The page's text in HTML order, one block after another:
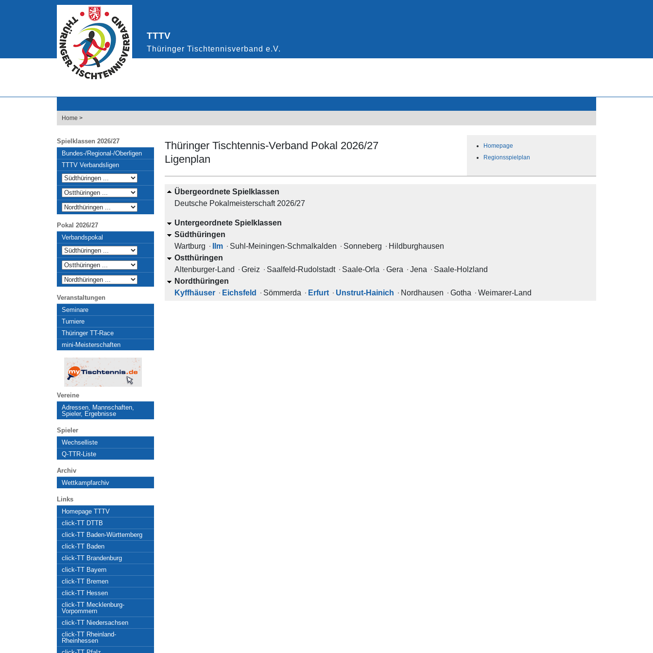
Home >
Spielklassen 2026/27
Bundes-/Regional-/Oberligen
TTTV Verbandsligen
Pokal 2026/27
Verbandspokal
Veranstaltungen
Seminare
Turniere
Thüringer TT-Race
mini-Meisterschaften
Vereine
Adressen, Mannschaften,
Spieler, Ergebnisse
Spieler
Wechselliste
Q-TTR-Liste
Archiv
Wettkampfarchiv
Links
Homepage TTTV
click-TT DTTB
click-TT Baden-Württemberg
click-TT Baden
click-TT Brandenburg
click-TT Bayern
click-TT Bremen
click-TT Hessen
click-TT Mecklenburg-
Vorpommern
click-TT Niedersachsen
click-TT Rheinland-
Rheinhessen
Thüringer Tischtennis-Verband Pokal 2026/27
Ligenplan
Homepage
Regionsspielplan
Übergeordnete Spielklassen
Deutsche Pokalmeisterschaft 2026/27
Untergeordnete Spielklassen
Südthüringen
Wartburg
Ilm Suhl-Meiningen-Schmalkalden Sonneberg
Hildburghausen
Ostthüringen
Altenburger-Land
Greiz Saalfeld-Rudolstadt Saale-Orla Gera Jena
Saale-Holzland
Nordthüringen
Kyffhäuser
Eichsfeld Sömmerda Erfurt Unstrut-Hainich Nordhausen Gotha Weimarer-Land